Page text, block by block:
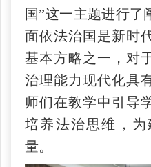
国”这一主题进行了
面依法治国是新时
基本方略之一，对
治理能力现代化具
师们在教学中引导
培养法治思维，
量。